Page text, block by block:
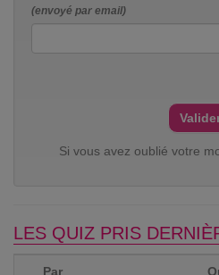
(envoyé par email)
Si vous avez oublié votre
LES QUIZ PRIS
Par